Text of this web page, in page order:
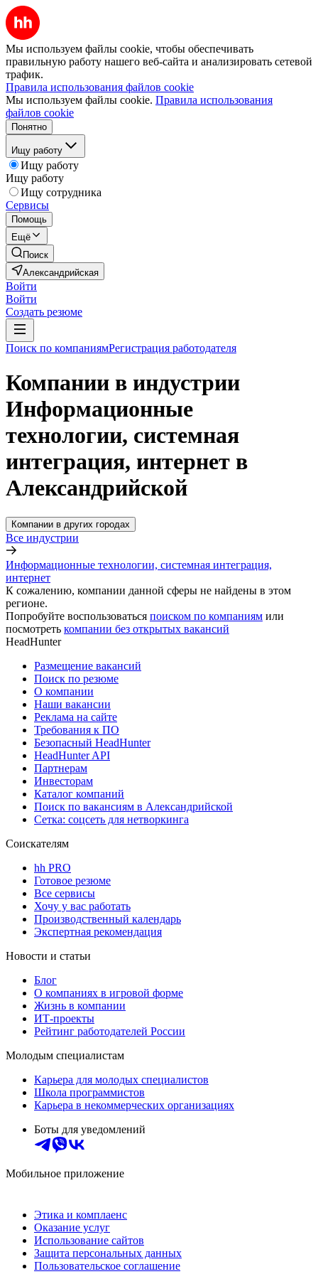
Мы используем файлы cookie, чтобы обеспечивать
правильную работу нашего веб-сайта и анализировать сетевой
трафик.
Правила использования файлов cookie
Мы используем файлы cookie. Правила использования
файлов cookie
Понятно
Ищу работу
Ищу работу
Ищу работу
Ищу сотрудника
Сервисы
Помощь
Ещё
Поиск
Александрийская
Войти
Войти
Создать резюме
Поиск по компаниямРегистрация работодателя
Компании в индустрии
Информационные
технологии, системная
интеграция, интернет в
Александрийской
Компании в других городах
Все индустрии
Информационные технологии, системная интеграция,
интернет
К сожалению, компании данной сферы не найдены в этом
регионе.
Попробуйте воспользоваться поиском по компаниям или
посмотреть компании без открытых вакансий
HeadHunter
Размещение вакансий
Поиск по резюме
О компании
Наши вакансии
Реклама на сайте
Требования к ПО
Безопасный HeadHunter
HeadHunter API
Партнерам
Инвесторам
Каталог компаний
Поиск по вакансиям в Александрийской
Сетка: соцсеть для нетворкинга
Соискателям
hh PRO
Готовое резюме
Все сервисы
Хочу у вас работать
Производственный календарь
Экспертная рекомендация
Новости и статьи
Блог
О компаниях в игровой форме
Жизнь в компании
ИТ-проекты
Рейтинг работодателей России
Молодым специалистам
Карьера для молодых специалистов
Школа программистов
Карьера в некоммерческих организациях
Боты для уведомлений
Мобильное приложение
Этика и комплаенс
Оказание услуг
Использование сайтов
Защита персональных данных
Пользовательское соглашение